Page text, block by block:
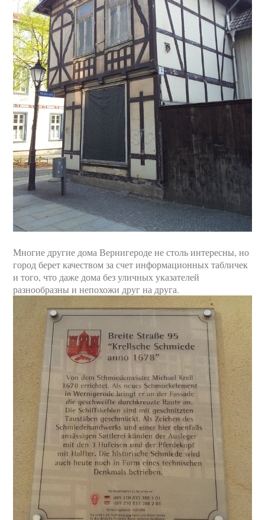
Многие другие дома Вернигероде не столь интересны, но
город берет качеством за счет информационных табличек
и того, что даже дома без уличных указателей
разнообразны и непохожи друг на друга.